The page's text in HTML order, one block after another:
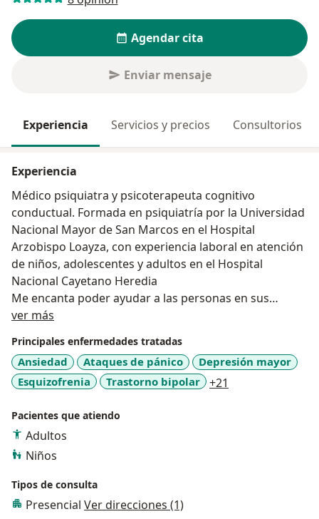
Agendar cita
Enviar mensaje
Experiencia Servicios y precios Consultorios
Experiencia
Médico psiquiatra y psicoterapeuta cognitivo
conductual. Formada en psiquiatría por la Universidad
Nacional Mayor de San Marcos en el Hospital
Arzobispo Loayza, con experiencia laboral en atención
de niños, adolescentes y adultos en el Hospital
Nacional Cayetano Heredia
Me encanta poder ayudar a las personas en sus
momentos difíciles.
ver más
Principales enfermedades tratadas
Ansiedad Ataques de pánico
Depresión mayor
Esquizofrenia
Trastorno bipolar +21
Pacientes que atiendo
Adultos
Niños
Tipos de consulta
Presencial Ver direcciones (1)